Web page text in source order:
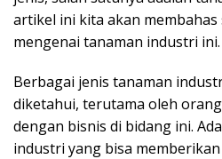
artikel ini kita akan membahas
mengenai tanaman industri ini.
Berbagai jenis tanaman
diketahui, terutama oleh
dengan bisnis di bidang ini.
industri yang bisa